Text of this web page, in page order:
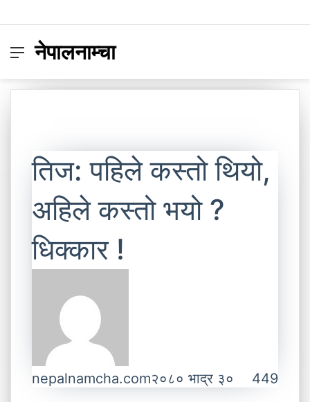
Menu
नेपालनाम्चा
तिज: पहिले कस्तो थियो,
अहिले कस्तो भयो ?
धिक्कार !
nepalnamcha.com२०८० भाद्र ३० 449